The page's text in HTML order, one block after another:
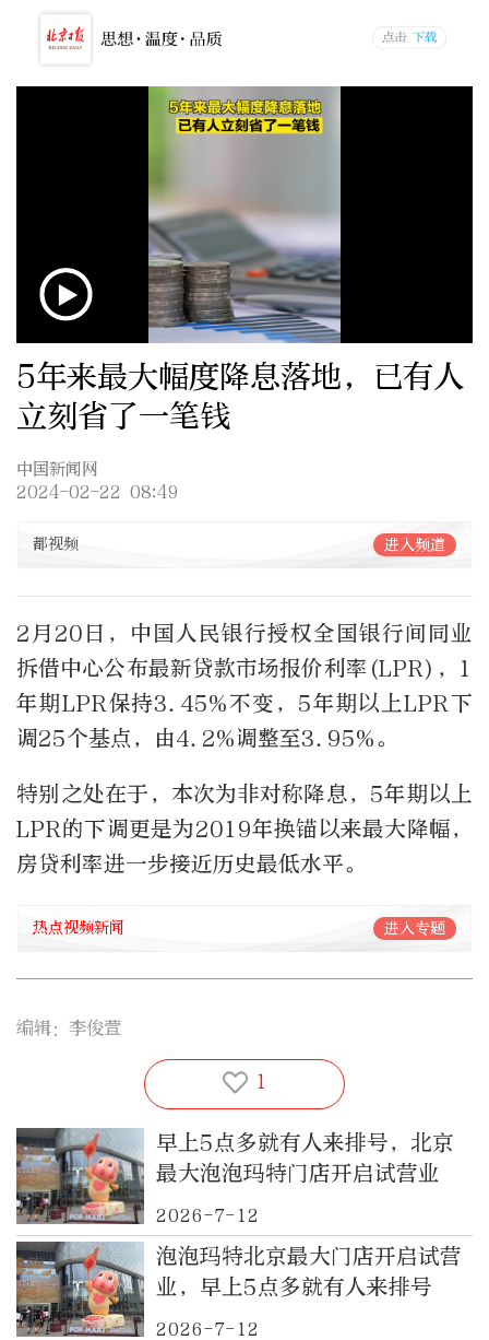
5年来最大幅度降息落地，已有人
立刻省了一笔钱
中国新闻网
2024-02-22 08:49
都视频 进入频道
2月20日，中国人民银行授权全国银行间同业
拆借中心公布最新贷款市场报价利率(LPR)，1
年期LPR保持3.45%不变，5年期以上LPR下
调25个基点，由4.2%调整至3.95%。
特别之处在于，本次为非对称降息，5年期以上
LPR的下调更是为2019年换锚以来最大降幅，
房贷利率进一步接近历史最低水平。
热点视频新闻 进入专题
编辑：李俊萱
1
早上5点多就有人来排号，北京
最大泡泡玛特门店开启试营业
2026-7-12
泡泡玛特北京最大门店开启试营
业，早上5点多就有人来排号
2026-7-12